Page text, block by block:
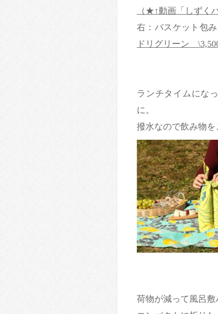
（★↑動画「しずく
右：バスケット包
ドリグリーン
ランチタイムにな
に。
撥水なので飲み物
荷物が減って風呂